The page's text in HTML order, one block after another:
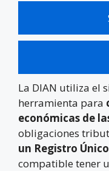
La DIAN utiliza el
herramienta para
económicas de
obligaciones
un Registro
compatible tener